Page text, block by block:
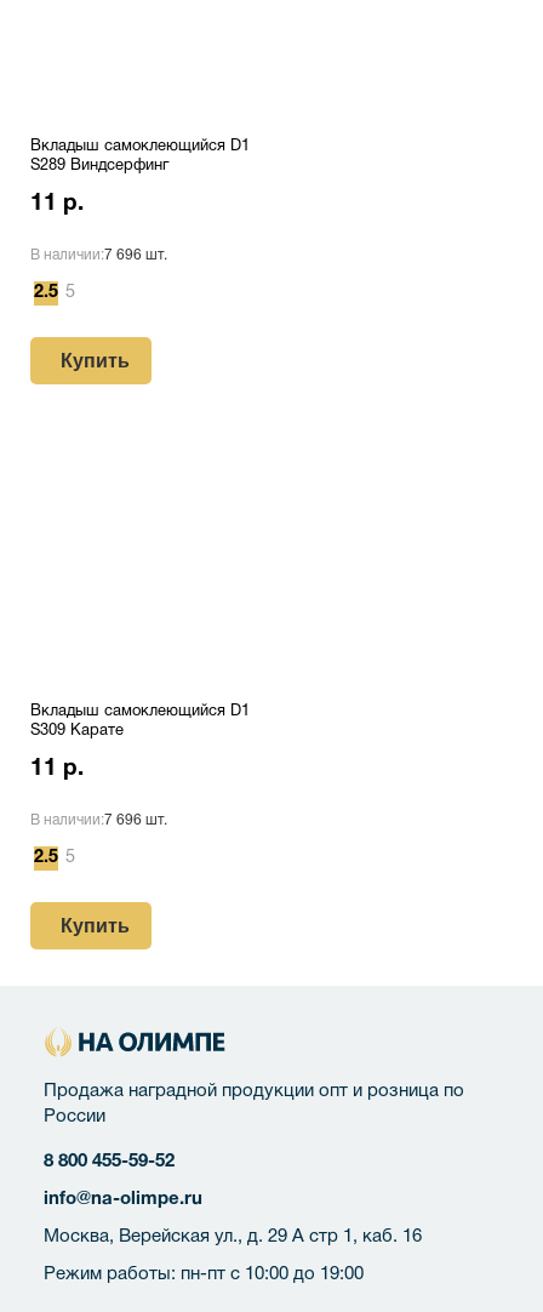
Вкладыш самоклеющийся D1
S289 Виндсерфинг
11 р.
В наличии:7 696 шт.
2.5 5
Купить
Вкладыш самоклеющийся D1
S309 Карате
11 р.
В наличии:7 696 шт.
2.5 5
Купить
Продажа наградной продукции опт и розница по
России
8 800 455-59-52
info@na-olimpe.ru
Москва, Верейская ул., д. 29 А стр 1, каб. 16
Режим работы: пн-пт с 10:00 до 19:00